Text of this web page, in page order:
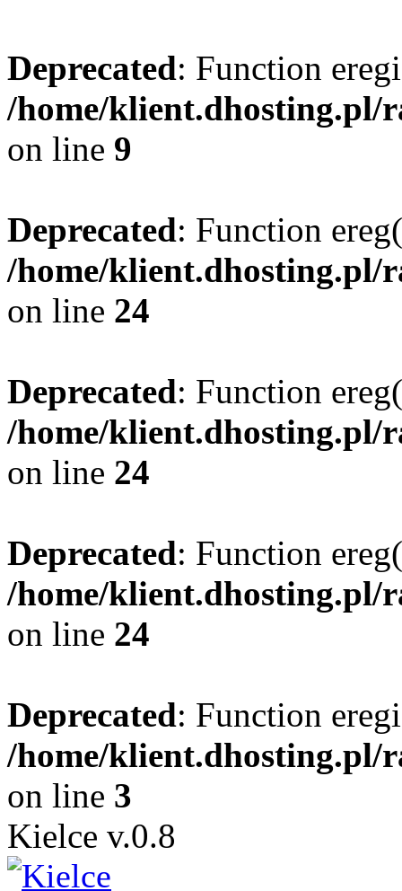
Deprecated: Function
/home/klient.dhosting.pl/
on line 9
Deprecated: Function
/home/klient.dhosting.pl/
on line 24
Deprecated: Function
/home/klient.dhosting.pl/
on line 24
Deprecated: Function
/home/klient.dhosting.pl/
on line 24
Deprecated: Function
/home/
on line 3
Kielce v.0.8